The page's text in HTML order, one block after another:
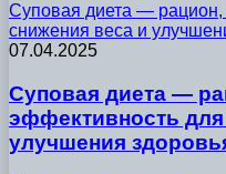
Суповая диета —
снижения веса и
07.04.2025
Суповая диета —
эффективность
улучшения